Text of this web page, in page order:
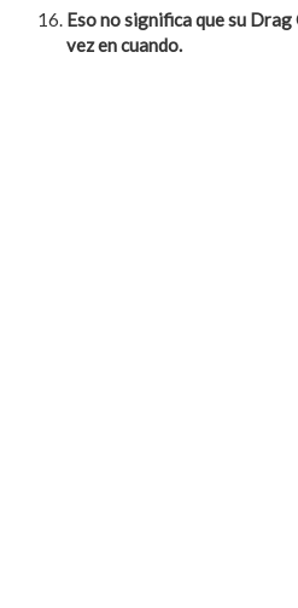
Eso no significa que su
vez en cuando.